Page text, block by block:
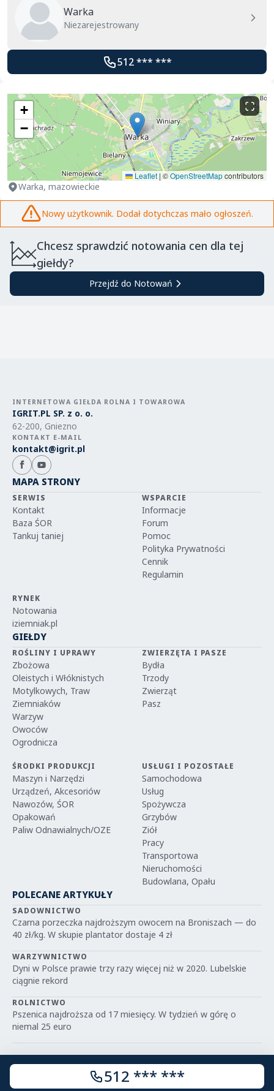
Warka
Niezarejestrowany
512 *** ***
+
−
Leaflet | ©OpenStreetMapcontributors
Warka, mazowieckie
Nowy użytkownik. Dodał dotychczas mało ogłoszeń.
Chcesz sprawdzić notowania cen dla tej
giełdy?
Przejdź do Notowań
512 *** ***
INTERNETOWA GIEŁDA ROLNA I TOWAROWA
IGRIT.PL SP. z o. o.
62-200, Gniezno
KONTAKT E-MAIL
kontakt@igrit.pl
MAPA STRONY
SERWIS
Kontakt
Baza ŚOR
Tankuj taniej
WSPARCIE
Informacje
Forum
Pomoc
Polityka Prywatności
Cennik
Regulamin
RYNEK
Notowania
iziemniak.pl
GIEŁDY
ROŚLINY I UPRAWY
Zbożowa
Oleistych i Włóknistych
Motylkowych, Traw
Ziemniaków
Warzyw
Owoców
Ogrodnicza
ZWIERZĘTA I PASZE
Bydła
Trzody
Zwierząt
Pasz
ŚRODKI PRODUKCJI
Maszyn i Narzędzi
Urządzeń, Akcesoriów
Nawozów, ŚOR
Opakowań
Paliw Odnawialnych/OZE
USŁUGI I POZOSTAŁE
Samochodowa
Usług
Spożywcza
Grzybów
Ziół
Pracy
Transportowa
Nieruchomości
Budowlana, Opału
POLECANE ARTYKUŁY
SADOWNICTWO
Czarna porzeczka najdroższym owocem na Broniszach — do
40 zł/kg. W skupie plantator dostaje 4 zł
WARZYWNICTWO
Dyni w Polsce prawie trzy razy więcej niż w 2020. Lubelskie
ciągnie rekord
ROLNICTWO
Pszenica najdroższa od 17 miesięcy. W tydzień w górę o
niemal 25 euro
© 2026 IGRIT.PL — Wszelkie prawa zastrzeżone